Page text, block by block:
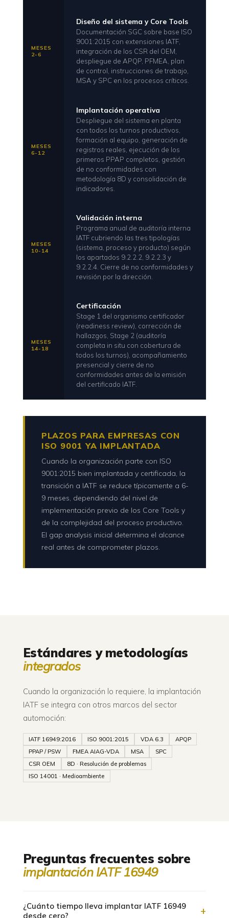
MESES
2-6
Diseño del sistema y Core Tools
Documentación SGC sobre base ISO
9001:2015 con extensiones IATF,
integración de los CSR del OEM,
despliegue de APQP, PFMEA, plan
de control, instrucciones de trabajo,
MSA y SPC en los procesos críticos.
MESES
6-12
Implantación operativa
Despliegue del sistema en planta
con todos los turnos productivos,
formación al equipo, generación de
registros reales, ejecución de los
primeros PPAP completos, gestión
de no conformidades con
metodología 8D y consolidación de
indicadores.
MESES
10-14
Validación interna
Programa anual de auditoría interna
IATF cubriendo las tres tipologías
(sistema, proceso y producto) según
los apartados 9.2.2.2, 9.2.2.3 y
9.2.2.4. Cierre de no conformidades y
revisión por la dirección.
MESES
14-18
Certificación
Stage 1 del organismo certificador
(readiness review), corrección de
hallazgos, Stage 2 (auditoría
completa in situ con cobertura de
todos los turnos), acompañamiento
presencial y cierre de no
conformidades antes de la emisión
del certificado IATF.
PLAZOS PARA EMPRESAS CON
ISO 9001 YA IMPLANTADA
Cuando la organización parte con ISO
9001:2015 bien implantada y certificada, la
transición a IATF se reduce típicamente a 6-
9 meses, dependiendo del nivel de
implementación previo de los Core Tools y
de la complejidad del proceso productivo.
El gap analysis inicial determina el alcance
real antes de comprometer plazos.
Estándares y metodologías
integrados
Cuando la organización lo requiere, la implantación
IATF se integra con otros marcos del sector
automoción:
IATF 16949:2016 ISO 9001:2015 VDA 6.3
APQP
PPAP / PSW
FMEA AIAG-VDA MSA
SPC
CSR OEM
8D · Resolución de problemas
ISO 14001 · Medioambiente
Preguntas frecuentes sobre
implantación IATF 16949
¿Cuánto tiempo lleva implantar IATF 16949
desde cero?
+